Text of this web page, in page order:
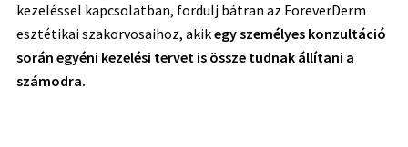
kezeléssel kapcsolatban, fordulj bátran az ForeverDerm
esztétikai szakorvosaihoz, akikegy személyes konzultáció
során egyéni kezelési tervet is össze tudnak állítani a
számodra.